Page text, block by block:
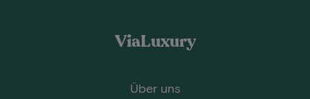
ViaLuxury
Über uns